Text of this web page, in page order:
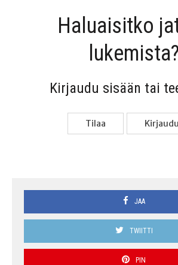
Haluai­sit­ko
lukemista?
Kir­jau­du sisään tai
Tilaa Kir­jau­du
JAA
TWIITTI
PIN